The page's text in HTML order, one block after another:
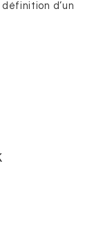
d’un